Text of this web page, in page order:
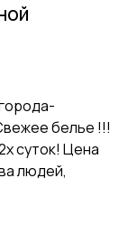
белье !!!
суток! Цена
людей,